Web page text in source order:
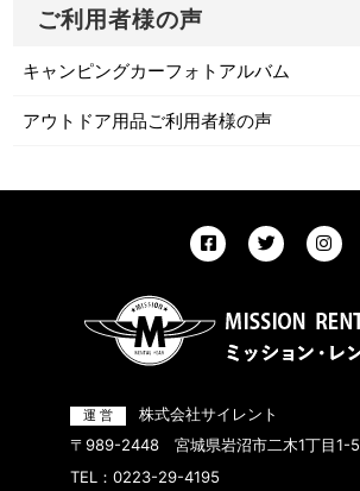
ご利用者様の声
キャンピングカーフォトアルバム
アウトドア用品ご利用者様の声
株式会社サイレント
〒989-2448 宮城県岩沼市二木1丁目1-5
TEL： 0223-29-4195